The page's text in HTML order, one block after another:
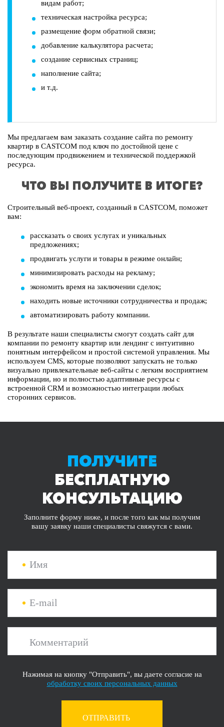
видам работ;
техническая настройка ресурса;
размещение форм обратной связи;
добавление калькулятора расчета;
создание сервисных страниц;
наполнение сайта;
и т.д.
Мы предлагаем вам заказать создание сайта по ремонту
квартир в CASTCOM под ключ по достойной цене с
последующим продвижением и технической поддержкой
ресурса.
ЧТО ВЫ ПОЛУЧИТЕ В ИТОГЕ?
Строительный веб-проект, созданный в CASTCOM, поможет
вам:
рассказать о своих услугах и уникальных
предложениях;
продвигать услуги и товары в режиме онлайн;
минимизировать расходы на рекламу;
экономить время на заключении сделок;
находить новые источники сотрудничества и продаж;
автоматизировать работу компании.
В результате наши специалисты смогут создать сайт для
компании по ремонту квартир или лендинг с интуитивно
понятным интерфейсом и простой системой управления. Мы
используем CMS, которые позволяют запускать не только
визуально привлекательные веб-сайты с легким восприятием
информации, но и полностью адаптивные ресурсы с
встроенной CRM и возможностью интеграции любых
сторонних сервисов.
ПОЛУЧИТЕ
БЕСПЛАТНУЮ
КОНСУЛЬТАЦИЮ
Заполните форму ниже, и после того как мы получим
вашу заявку наши специалисты свяжутся с вами.
Имя
E-mail
Комментарий
Нажимая на кнопку "Отправить", вы даете согласие на
обработку своих персональных данных
ОТПРАВИТЬ